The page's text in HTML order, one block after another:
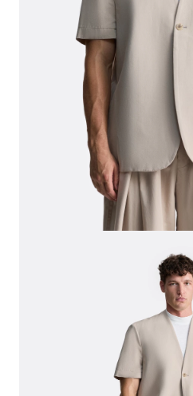
СВИТЕРА И КАРДИГАНЫ
СМОТРЕТЬ ВСЕ